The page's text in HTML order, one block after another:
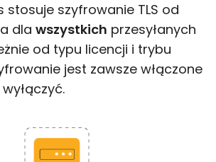
stosuje szyfrowanie TLS od
dla wszystkich przesyłanych
od typu licencji i trybu
jest zawsze włączone